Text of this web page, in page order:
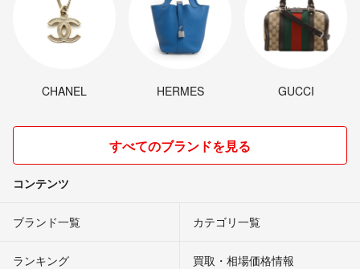
CHANEL HERMES GUCCI
すべてのブランドを見る
コンテンツ
ブランド一覧 カテゴリ一覧
ランキング 買取・相場価格情報